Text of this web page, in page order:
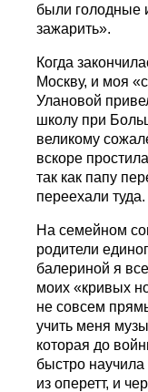
были голодные
зажарить».
Когда
Москву, и моя
Улановой
школу при
великому
вскоре
так как папу
переехали туда.
На семейном
родители
балериной я
моих «кривых
не совсем
учить меня
которая до
быстро
из оперетт, и